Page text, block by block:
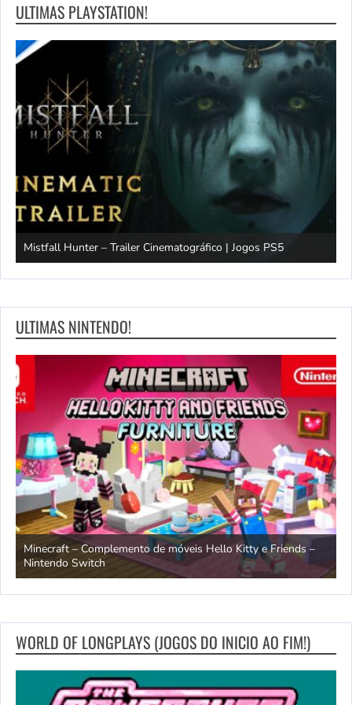
ULTIMAS PLAYSTATION!
Mistfall Hunter – Trailer Cinematográfico | Jogos PS5
ULTIMAS NINTENDO!
Minecraft – Complemento de móveis Hello Kitty e Friends –
Nintendo Switch
WORLD OF LONGPLAYS (JOGOS DO INICIO AO FIM!)